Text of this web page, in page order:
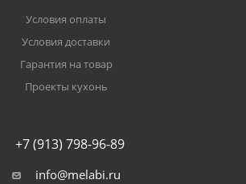
Условия оплаты
Условия доставки
Гарантия на товар
Проекты кухонь
+7 (913) 798-96-89
info@melabi.ru